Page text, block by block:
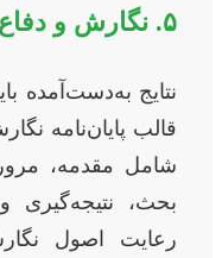
۵. نگارش و دفاع: اوج تلاش
نتایج به‌دست‌آمده
قالب پایان‌نامه
شامل مقدمه،
بحث، نتیجه‌گیری
رعایت اصول